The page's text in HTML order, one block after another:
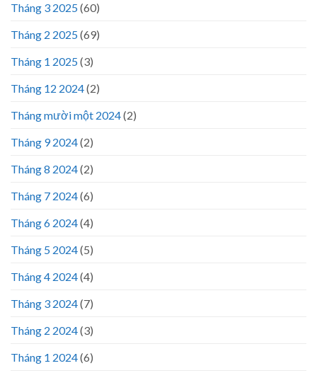
Tháng 3 2025(60)
Tháng 2 2025(69)
Tháng 1 2025(3)
Tháng 12 2024(2)
Tháng mười một 2024(2)
Tháng 9 2024(2)
Tháng 8 2024(2)
Tháng 7 2024(6)
Tháng 6 2024(4)
Tháng 5 2024(5)
Tháng 4 2024(4)
Tháng 3 2024(7)
Tháng 2 2024(3)
Tháng 1 2024(6)